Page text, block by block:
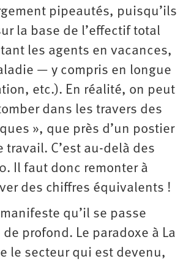
pipeautés, puisqu’ils
la base de l’effectif total
les agents en vacances,
— y compris en longue
etc.). En réalité, on peut
dans les travers des
», que près d’un postier
travail. C’est au-delà des
Il faut donc remonter à
des chiffres équivalents !
qu’il se passe
profond. Le paradoxe à La
le secteur qui est devenu,